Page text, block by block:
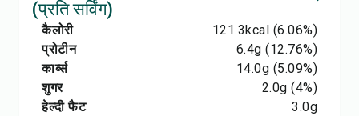
(प्रति सर्विंग)
कैलोरी 121.3kcal (6.06%)
प्रोटीन
6.4g (12.76%)
कार्ब्स
14.0g (5.09%)
शुगर
2.0g (4%)
हेल्दी फैट
3.0g